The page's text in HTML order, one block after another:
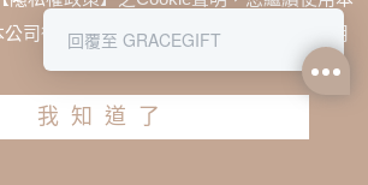
司得按本網站使用條款之Cookie聲明使用
我知道了
回覆至 GRACEGIFT